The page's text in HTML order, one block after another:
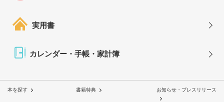
実用書
カレンダー・手帳・家計簿
本を探す 書籍特典 お知らせ・プレスリリース